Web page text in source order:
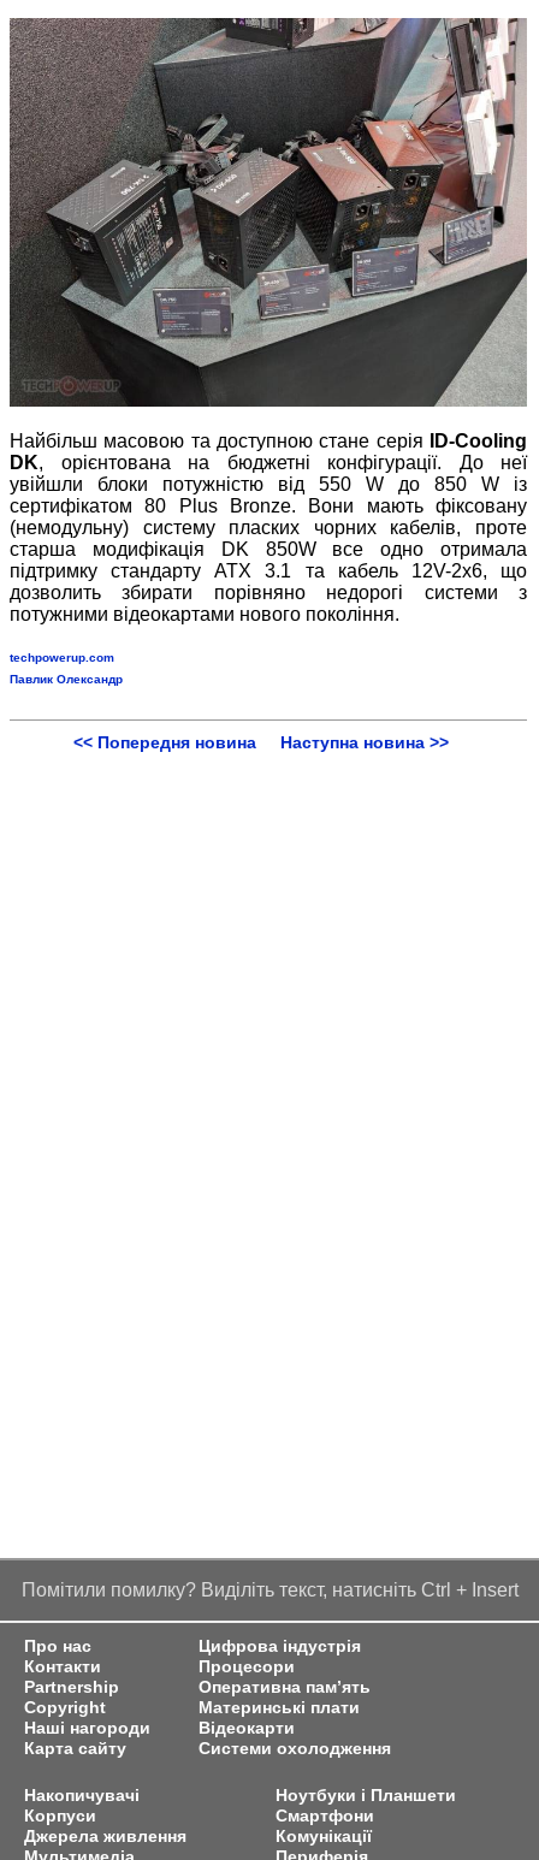
Найбільш масовою та доступною стане серія
ID-Cooling
DK, орієнтована на бюджетні конфігурації. До неї
увійшли блоки потужністю від 550 W до 850 W із
сертифікатом 80 Plus Bronze. Вони мають фіксовану
(немодульну) систему пласких чорних кабелів, проте
старша модифікація DK 850W все одно отримала
підтримку стандарту ATX 3.1 та кабель 12V-2x6, що
дозволить збирати порівняно недорогі системи з
потужними відеокартами нового покоління.
techpowerup.com
Павлик Олександр
<< Попередня новина Наступна новина >>
Помітили помилку? Виділіть текст, натисніть Ctrl + Insert
Про нас
Контакти
Partnership
Copyright
Наші нагороди
Карта сайту
Цифрова індустрія
Процесори
Оперативна пам’ять
Материнські плати
Відеокарти
Системи охолодження
Накопичувачі
Корпуси
Джерела живлення
Ноутбуки і Планшети
Смартфони
Комунікації